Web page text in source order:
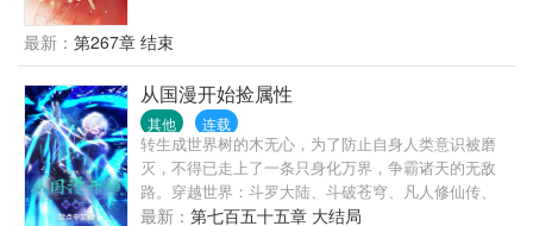
甄嬛传——年世兰（已完成?） 如懿传——富察琅嬅
（进行中） ……… 女主有系统有金手指但擅长演人和
躺平，有的故事可能会创原剧主角团，情节会穿插作
者私设，如介意可退出哦。 PS：女主大概率不会爱任
何人，但是她很能演！情节发展可能随着作者精神状
态一起发癫！以及各种奇怪的cp满天飞，什么都嗑只
会让我营养均衡！
最新： 第267章 结束
从国漫开始捡属性
其他 连载
转生成世界树的木无心，为了防止自身人类意识被磨
灭，不得已走上了一条只身化万界，争霸诸天的无敌
路。穿越世界：斗罗大陆、斗破苍穹、凡人修仙传、
吞噬星空、完美世界、狐妖小红娘、火影、海贼等
最新： 第七百五十五章 大结局